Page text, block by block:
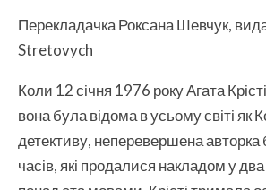
Перекладачка Роксана Шевчук,
Stretovych
Коли 12 січня 1976 року Агата
вона була відома в усьому світі як
детективу, неперевершена авторка
часів, які продалися накладом у